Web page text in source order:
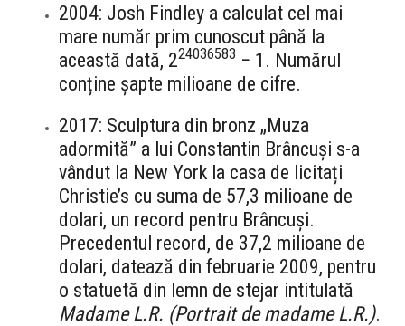
2004: Josh Findley a calculat cel mai
mare număr prim cunoscut până la
această dată, 224036583 − 1. Numărul
conține șapte milioane de cifre.
2017: Sculptura din bronz „Muza
adormită” a lui Constantin Brâncuși s-a
vândut la New York la casa de licitați
Christie’s cu suma de 57,3 milioane de
dolari, un record pentru Brâncuși.
Precedentul record, de 37,2 milioane de
dolari, datează din februarie 2009, pentru
o statuetă din lemn de stejar intitulată
Madame L.R. (Portrait de madame L.R.).